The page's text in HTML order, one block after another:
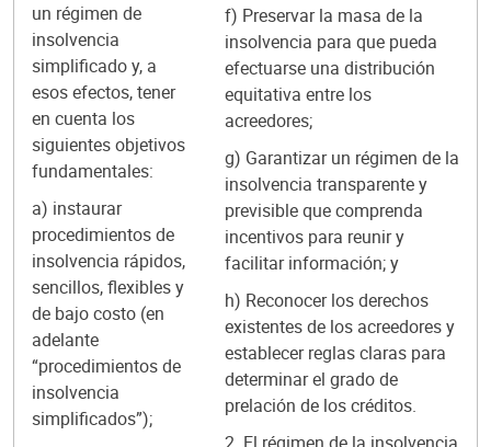
un régimen de
insolvencia
simplificado y, a
esos efectos, tener
en cuenta los
siguientes objetivos
fundamentales:
a) instaurar
procedimientos de
insolvencia rápidos,
sencillos, flexibles y
de bajo costo (en
adelante
“procedimientos de
insolvencia
simplificados”);
f) Preservar la masa de la
insolvencia para que pueda
efectuarse una distribución
equitativa entre los
acreedores;
g) Garantizar un régimen de la
insolvencia transparente y
previsible que comprenda
incentivos para reunir y
facilitar información; y
h) Reconocer los derechos
existentes de los acreedores y
establecer reglas claras para
determinar el grado de
prelación de los créditos.